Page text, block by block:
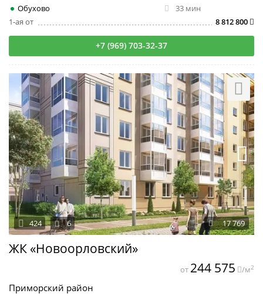
Обухово
33 мин
1-ая от
8 812 800
+7 (969) 703-32-37
ЖК «Новоорловский»
17 769
424 6
Приморский район
от 244 575 /м2